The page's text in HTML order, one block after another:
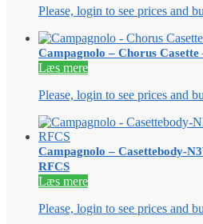
Please, login to see prices and
Campagnolo – Chorus Casette
Læs mere
Please, login to see prices and
Campagnolo – Casettebody-
RFCS
Læs mere
Please, login to see prices and